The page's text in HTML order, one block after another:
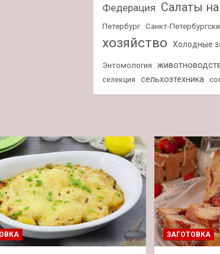
Федерация Салаты
Петербург Санкт-
хозяйство
Холодные
Энтомология
селекция сельхозтехника
ЗАГОТОВКА